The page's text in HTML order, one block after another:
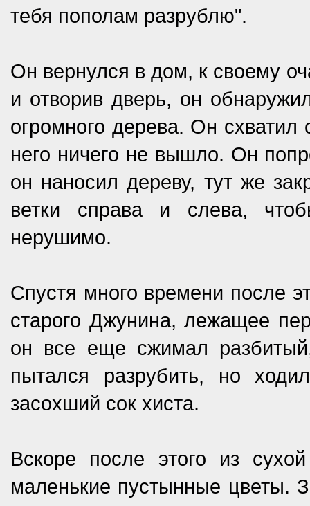
тебя пополам разрублю".
Он вернулся в дом, к своему
и отворив дверь, он
огромного дерева. Он
него ничего не вышло. Он
он наносил дереву, тут же
ветки справа и слева,
нерушимо.
Спустя много времени после
старого Джунина, лежащее
он все еще сжимал
пытался разрубить, но
засохший сок хиста.
Вскоре после этого из
маленькие пустынные цветы.